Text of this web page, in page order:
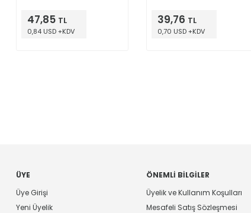
47,85 TL
0,84 USD +KDV
39,76 TL
0,70 USD +KDV
ÜYE
Üye Girişi
Yeni Üyelik
ÖNEMLI BILGILER
Üyelik ve Kullanım Koşulları
Mesafeli Satış Sözleşmesi